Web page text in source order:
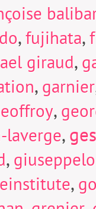
,fujihata,
giraud,
, garnier
,
laverge,
,
,